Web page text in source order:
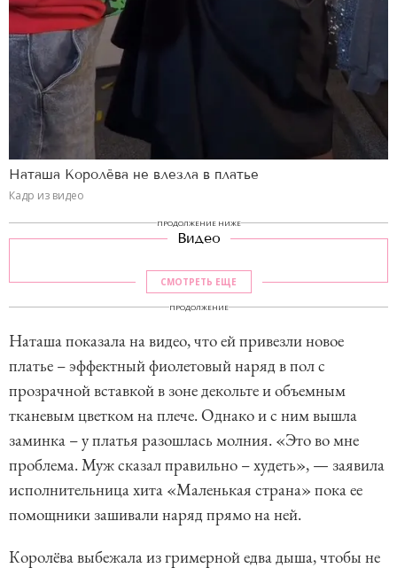
Наташа Королёва не влезла в платье
Кадр из видео
ПРОДОЛЖЕНИЕ НИЖЕ
Видео
СМОТРЕТЬ ЕЩЕ
ПРОДОЛЖЕНИЕ
Наташа показала на видео, что ей привезли новое
платье – эффектный фиолетовый наряд в пол с
прозрачной вставкой в зоне декольте и объемным
тканевым цветком на плече. Однако и с ним вышла
заминка – у платья разошлась молния. «Это во мне
проблема. Муж сказал правильно – худеть», — заявила
исполнительница хита «Маленькая страна» пока ее
помощники зашивали наряд прямо на ней.
Королёва выбежала из гримерной едва дыша, чтобы не